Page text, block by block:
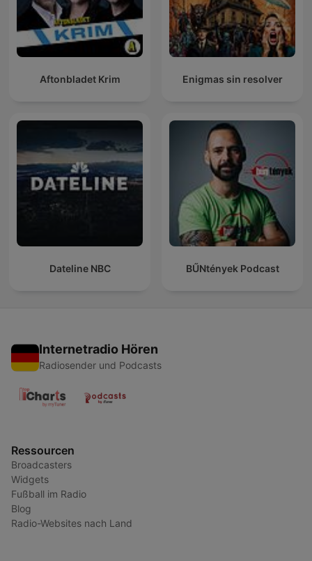
Aftonbladet Krim Enigmas sin resolver
Dateline NBC BŰNtények Podcast
Internetradio Hören
Radiosender und Podcasts
Ressourcen
Broadcasters
Widgets
Fußball im Radio
Blog
Radio-Websites nach Land